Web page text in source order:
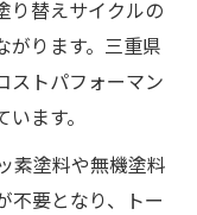
り替えサイクルの
がります。三重県
ストパフォーマン
ます。
素塗料や無機塗料
不要となり、トー